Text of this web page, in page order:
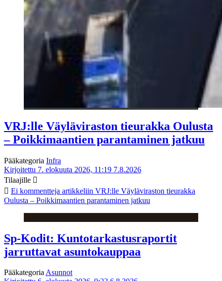
VRJ:lle Väyläviraston tieurakka Oulusta
– Poikkimaantien parantaminen jatkuu
Pääkategoria Infra
Kirjoitettu 7. elokuuta 2026, 11:19 7.8.2026
Tilaajille
Ei kommentteja artikkeliin VRJ:lle Väyläviraston tieurakka
Oulusta – Poikkimaantien parantaminen jatkuu
Sp-Kodit: Kuntotarkastusraportit
jarruttavat asuntokauppaa
PääkategoriaAsunnot